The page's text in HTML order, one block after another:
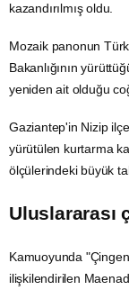
kazandırılmış oldu.
Mozaik panonun
Bakanlığının
yeniden ait olduğu
Gaziantep'in Nizip
yürütülen kurtarma
ölçülerindeki büyük
Uluslararası
Kamuoyunda
ilişkilendirilen